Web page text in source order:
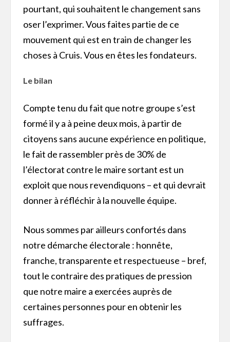
pourtant, qui souhaitent le changement sans
oser l’exprimer. Vous faites partie de ce
mouvement qui est en train de changer les
choses à Cruis. Vous en êtes les fondateurs.
Le bilan
Compte tenu du fait que notre groupe s’est
formé il y a à peine deux mois, à partir de
citoyens sans aucune expérience en politique,
le fait de rassembler près de 30% de
l’électorat contre le maire sortant est un
exploit que nous revendiquons – et qui devrait
donner à réfléchir à la nouvelle équipe.
Nous sommes par ailleurs confortés dans
notre démarche électorale : honnête,
franche, transparente et respectueuse – bref,
tout le contraire des pratiques de pression
que notre maire a exercées auprès de
certaines personnes pour en obtenir les
suffrages.